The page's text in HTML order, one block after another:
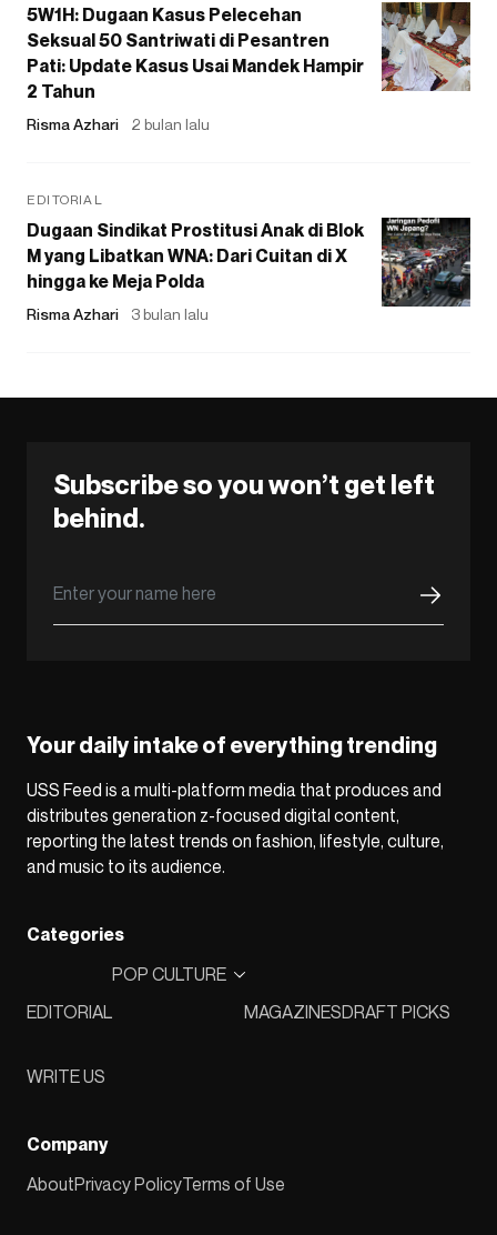
5W1H: Dugaan Kasus Pelecehan
Seksual 50 Santriwati di Pesantren
Pati: Update Kasus Usai Mandek Hampir
2 Tahun
Risma Azhari 2 bulan lalu
EDITORIAL
Dugaan Sindikat Prostitusi Anak di Blok
M yang Libatkan WNA: Dari Cuitan di X
hingga ke Meja Polda
Risma Azhari 3 bulan lalu
Subscribe so you won’t get left
behind.
Your daily intake of everything trending
USS Feed is a multi-platform media that produces and
distributes generation z-focused digital content,
reporting the latest trends on fashion, lifestyle, culture,
and music to its audience.
Categories
EDITORIAL
POP CULTURE
MAGAZINESDRAFT PICKS
WRITE US
Company
AboutPrivacy PolicyTerms of Use